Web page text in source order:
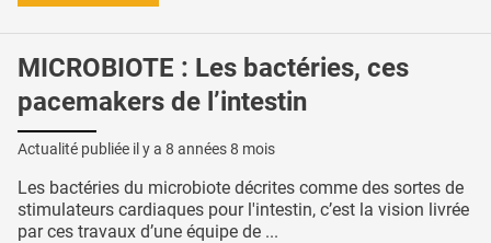
MICROBIOTE : Les bactéries, ces
pacemakers de l’intestin
Actualité publiée il y a 8 années 8 mois
Les bactéries du microbiote décrites comme des sortes de
stimulateurs cardiaques pour l'intestin, c’est la vision livrée
par ces travaux d’une équipe de ...